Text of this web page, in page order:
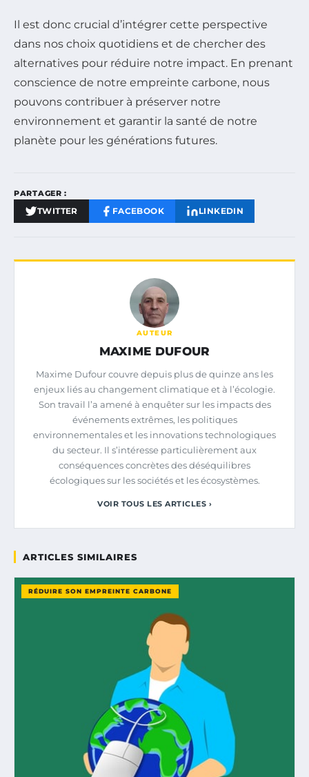
Il est donc crucial d’intégrer cette perspective
dans nos choix quotidiens et de chercher des
alternatives pour réduire notre impact. En prenant
conscience de notre empreinte carbone, nous
pouvons contribuer à préserver notre
environnement et garantir la santé de notre
planète pour les générations futures.
PARTAGER :
TWITTER FACEBOOK LINKEDIN
AUTEUR
MAXIME DUFOUR
Maxime Dufour couvre depuis plus de quinze ans les
enjeux liés au changement climatique et à l’écologie.
Son travail l’a amené à enquêter sur les impacts des
événements extrêmes, les politiques
environnementales et les innovations technologiques
du secteur. Il s’intéresse particulièrement aux
conséquences concrètes des déséquilibres
écologiques sur les sociétés et les écosystèmes.
VOIR TOUS LES ARTICLES ›
ARTICLES SIMILAIRES
RÉDUIRE SON EMPREINTE CARBONE